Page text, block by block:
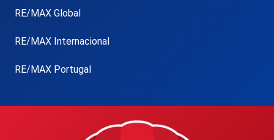
RE/MAX Global
RE/MAX Internacional
RE/MAX Portugal